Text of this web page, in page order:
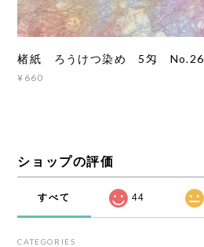
楮紙 ろうけつ染め 5匁 No.26
¥660
ショップの評価
すべて 44
CATEGORIES